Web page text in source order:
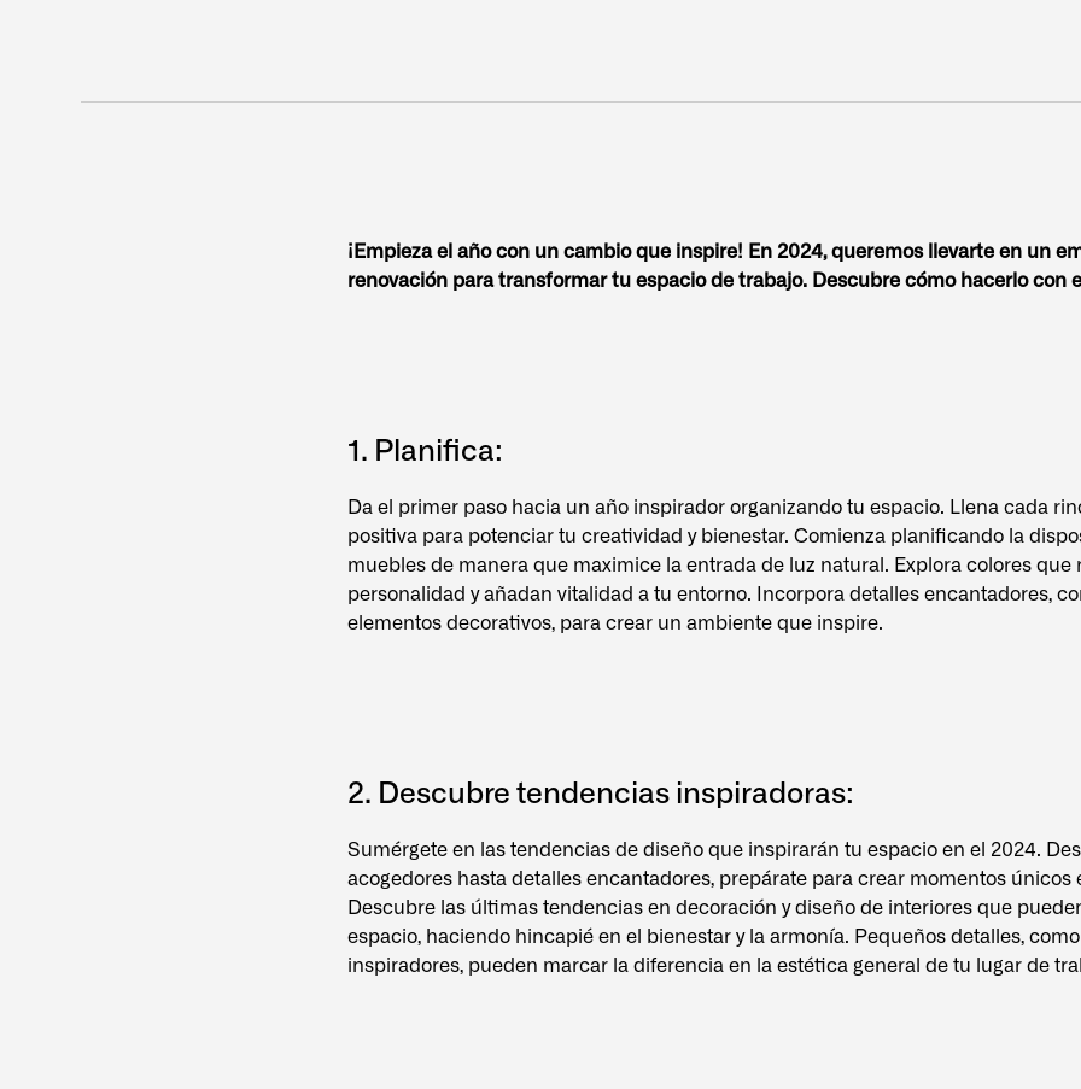
¡Empieza el año con un cambio que inspire! En 2024, queremos llevarte en un
renovación para transformar tu espacio de trabajo. Descubre cómo hacerlo con
1. Planifica:
Da el primer paso hacia un año inspirador organizando tu espacio. Llena cada
positiva para potenciar tu creatividad y bienestar. Comienza planificando la
muebles de manera que maximice la entrada de luz natural. Explora colores que
personalidad y añadan vitalidad a tu entorno. Incorpora detalles encantadores,
elementos decorativos, para crear un ambiente que inspire.
2. Descubre tendencias inspiradoras:
Sumérgete en las tendencias de diseño que inspirarán tu espacio en el 2024.
acogedores hasta detalles encantadores, prepárate para crear momentos únicos
Descubre las últimas tendencias en decoración y diseño de interiores que
espacio, haciendo hincapié en el bienestar y la armonía. Pequeños detalles,
inspiradores, pueden marcar la diferencia en la estética general de tu lugar de